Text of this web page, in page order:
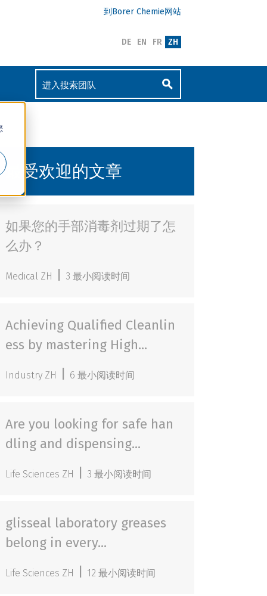
到Borer Chemie网站
DE EN FR ZH
最受欢迎的文章
如果您的手部消毒剂过期了怎
么办？
Medical ZH 3 最小阅读时间
Achieving Qualified Cleanlin
ess by mastering High...
Industry ZH 6 最小阅读时间
Are you looking for safe han
dling and dispensing...
Life Sciences ZH 3 最小阅读时间
glisseal laboratory greases
belong in every...
Life Sciences ZH 12 最小阅读时间